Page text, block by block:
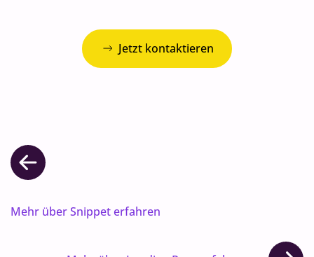
Jetzt kontaktieren
Mehr über Snippet erfahren